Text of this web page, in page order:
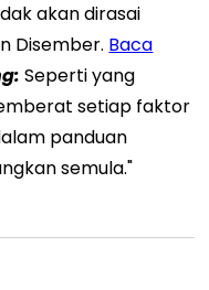
akan dirasai
Disember. Baca
: Seperti yang
setiap faktor
panduan
semula."